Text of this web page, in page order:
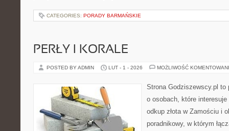
CATEGORIES: PORADY BARMAŃSKIE
PERŁY I KORALE
POSTED BY ADMIN LUT - 1 - 2026 MOŻLIWOŚĆ
Strona Godziszewscy.pl to
o osobach, które
odkup złota w Zamościu i
poradnikowy, w którym